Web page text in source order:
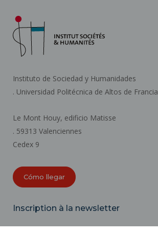
Instituto de Sociedad y Humanidades
. Universidad Politécnica de Altos de Francia
Le Mont Houy, edificio Matisse
. 59313 Valenciennes
Cedex 9
Cómo llegar
Inscription à la newsletter